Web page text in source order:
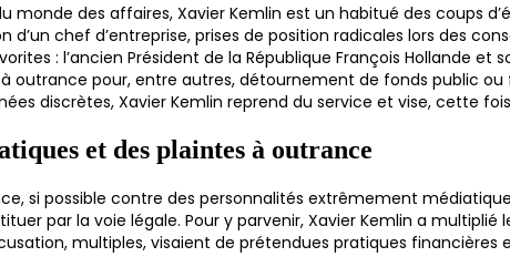
monde des affaires, Xavier Kemlin est un habitué des coups
chef d’entreprise, prises de position radicales lors des
: l’ancien Président de la République François Hollande
à outrance pour, entre autres, détournement de fonds public
discrètes, Xavier Kemlin reprend du service et vise, cette
et des plaintes à outrance
si possible contre des personnalités extrêmement
par la voie légale. Pour y parvenir, Xavier Kemlin a
multiples, visaient de prétendues pratiques